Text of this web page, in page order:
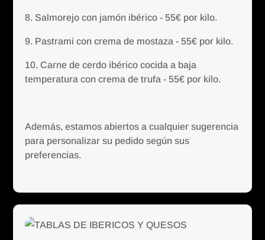
8. Salmorejo con jamón ibérico - 55€ por kilo.
9. Pastrami con crema de mostaza - 55€ por kilo.
10. Carne de cerdo ibérico cocida a baja
temperatura con crema de trufa - 55€ por kilo.
Además, estamos abiertos a cualquier sugerencia
para personalizar su pedido según sus
preferencias.